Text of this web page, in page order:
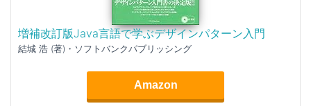
増補改訂版Java言語で学ぶデザインパターン入門
結城 浩 (著)・ソフトバンクパブリッシング
Amazon